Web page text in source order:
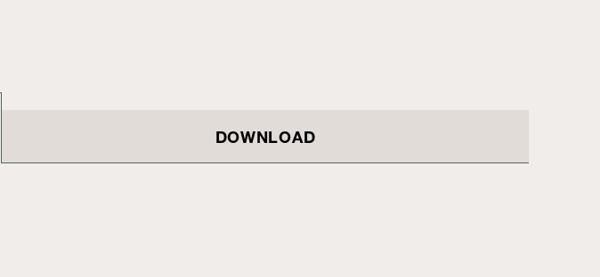
DOWNLOAD